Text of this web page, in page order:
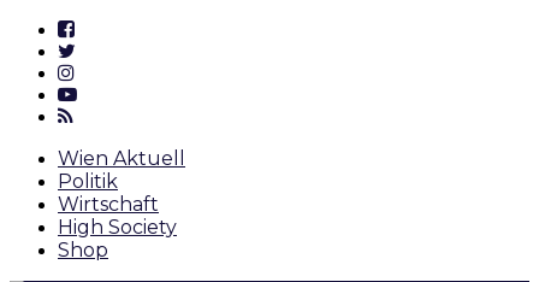
Wien Aktuell
Politik
Wirtschaft
High Society
Shop